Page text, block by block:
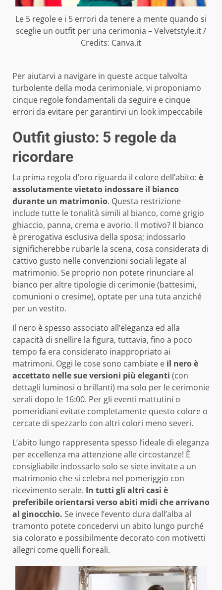
Le 5 regole e i 5 errori da tenere a mente quando si
sceglie un outfit per una cerimonia – Velvetstyle.it /
Credits: Canva.it
Per aiutarvi a navigare in queste acque talvolta
turbolente della moda cerimoniale, vi proponiamo
cinque regole fondamentali da seguire e cinque
errori da evitare per garantirvi un look impeccabile
Outfit giusto: 5 regole da
ricordare
La prima regola d’oro riguarda il colore dell’abito: è
assolutamente vietato indossare il bianco
durante un matrimonio. Questa restrizione
include tutte le tonalità simili al bianco, come grigio
ghiaccio, panna, crema e avorio. Il motivo? Il bianco
è prerogativa esclusiva della sposa; indossarlo
significherebbe rubarle la scena, cosa considerata di
cattivo gusto nelle convenzioni sociali legate al
matrimonio. Se proprio non potete rinunciare al
bianco per altre tipologie di cerimonie (battesimi,
comunioni o cresime), optate per una tuta anziché
per un vestito.
Il nero è spesso associato all’eleganza ed alla
capacità di snellire la figura, tuttavia, fino a poco
tempo fa era considerato inappropriato ai
matrimoni. Oggi le cose sono cambiate e il nero è
accettato nelle sue versioni più eleganti (con
dettagli luminosi o brillanti) ma solo per le cerimonie
serali dopo le 16:00. Per gli eventi mattutini o
pomeridiani evitate completamente questo colore o
cercate di spezzarlo con altri colori meno severi.
L’abito lungo rappresenta spesso l’ideale di eleganza
per eccellenza ma attenzione alle circostanze! È
consigliabile indossarlo solo se siete invitate a un
matrimonio che si celebra nel pomeriggio con
ricevimento serale. In tutti gli altri casi è
preferibile orientarsi verso abiti midi che arrivano
al ginocchio. Se invece l’evento dura dall’alba al
tramonto potete concedervi un abito lungo purché
sia colorato e possibilmente decorato con motivetti
allegri come quelli floreali.